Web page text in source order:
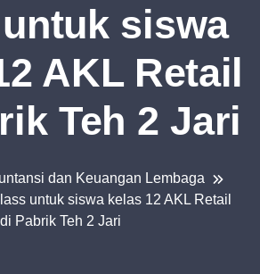
siswa
AKL Retail
Teh 2 Jari
dan Keuangan Lembaga
untuk siswa kelas 12 AKL Retail
di Pabrik Teh 2 Jari